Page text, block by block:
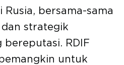
bersama-sama
strategik
bereputasi. RDIF
untuk